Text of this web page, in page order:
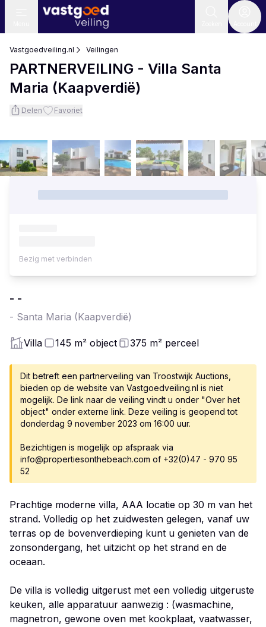
Vastgoedveiling.nl Veilingen
PARTNERVEILING - Villa Santa
Maria (Kaapverdië)
Delen Favoriet
- -
- Santa Maria (Kaapverdië)
Villa 145 m² object 375 m² perceel
Dit betreft een partnerveiling van Troostwijk Auctions,
bieden op de website van Vastgoedveiling.nl is niet
mogelijk. De link naar de veiling vindt u onder "Over het
object" onder externe link. Deze veiling is geopend tot
donderdag 9 november 2023 om 16:00 uur.
Bezichtigen is mogelijk op afspraak via
info@propertiesonthebeach.com of +32(0)47 - 970 95
52
Prachtige moderne villa, AAA locatie op 30 m van het
strand. Volledig op het zuidwesten gelegen, vanaf uw
terras op de bovenverdieping kunt u genieten van de
zonsondergang, het uitzicht op het strand en de
oceaan.
De villa is volledig uitgerust met een volledig uitgeruste
keuken, alle apparatuur aanwezig : (wasmachine,
magnetron, gewone oven met kookplaat, vaatwasser,
Bezig met verbinden